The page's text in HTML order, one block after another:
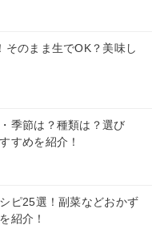
そのまま生でOK？美味し
季節は？種類は？選び
すめを紹介！
ピ25選！副菜などおかず
紹介！